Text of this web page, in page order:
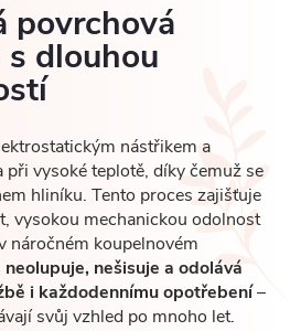
povrchová
s dlouhou
nástřikem a
při vysoké teplotě, díky čemuž se
hliníku. Tento proces zajišťuje
vysokou mechanickou odolnost
náročném koupelnovém
neolupuje, nešisuje a odolává
i každodennímu opotřebení–
svůj vzhled po mnoho let.